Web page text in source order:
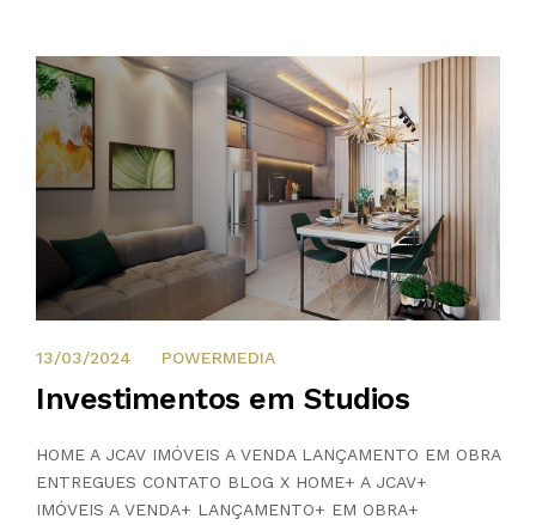
13/03/2024
13/03/2024 POWERMEDIA
Investimentos em Studios
HOME A JCAV IMÓVEIS A VENDA LANÇAMENTO EM OBRA
ENTREGUES CONTATO BLOG X HOME+ A JCAV+
IMÓVEIS A VENDA+ LANÇAMENTO+ EM OBRA+